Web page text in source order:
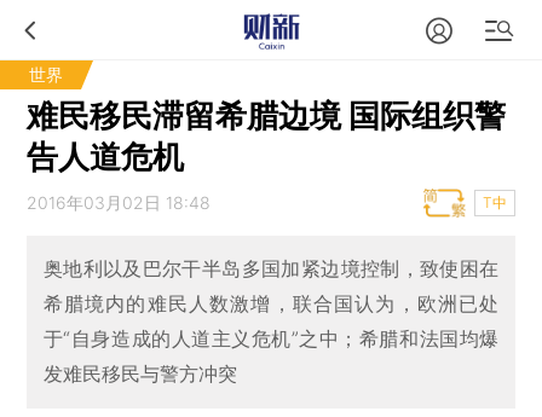
世界
难民移民滞留希腊边境 国际组织警
告人道危机
2016年03月02日 18:48 T中
奥地利以及巴尔干半岛多国加紧边境控制，致使困在
希腊境内的难民人数激增，联合国认为，欧洲已处
于“自身造成的人道主义危机”之中；希腊和法国均爆
发难民移民与警方冲突